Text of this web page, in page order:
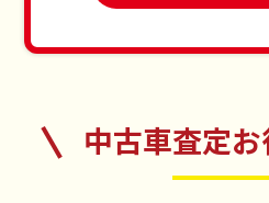
電話
約
中古車査定